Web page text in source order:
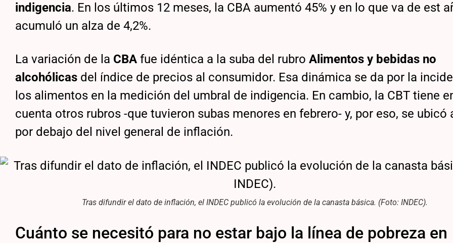
indigencia. En los últimos 12 meses, la CBA aumentó 45% y en lo que va de est
acumuló un alza de 4,2%.
La variación de la CBAfue idéntica a la suba del rubro Alimentos y bebidas no
alcohólicas del índice de precios al consumidor. Esa dinámica se da por la
los alimentos en la medición del umbral de indigencia. En cambio, la CBT tiene
cuenta otros rubros -que tuvieron subas menores en febrero- y, por eso, se ubicó
por debajo del nivel general de inflación.
Tras difundir el dato de inflación, el INDEC publicó la evolución de la canasta básica. (Foto: INDEC).
Cuánto se necesitó para no estar bajo la línea de pobreza en